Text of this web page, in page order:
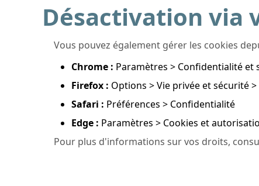
Désactivation via
Vous pouvez également gérer les cookies
Chrome : Paramètres > Confidentialité et
Firefox : Options > Vie privée et sécurité >
Safari : Préférences > Confidentialité
Edge : Paramètres > Cookies et
Pour plus d'informations sur vos droits,